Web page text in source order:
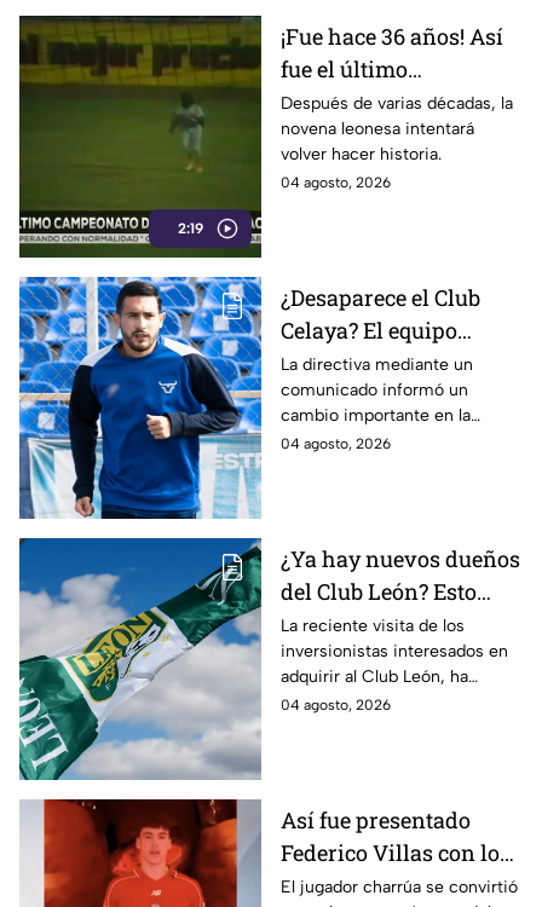
2:19
¡Fue hace 36 años! Así
fue el último
campeonato de Bravos
de León
Después de varias décadas, la
novena leonesa intentará
volver hacer historia.
04 agosto, 2026
¿Desaparece el Club
Celaya? El equipo
anuncia este
importante cambio que
sorprende a la afición
La directiva mediante un
comunicado informó un
cambio importante en la
historia del equipo.
04 agosto, 2026
¿Ya hay nuevos dueños
del Club León? Esto
hizo el grupo que busca
quedarse con el equipo
verdiblanco
La reciente visita de los
inversionistas interesados en
adquirir al Club León, ha
generado dudas entre los
04 agosto, 2026
Así fue presentado
Federico Villas con los
diablos del Toluca
El jugador charrúa se convirtió